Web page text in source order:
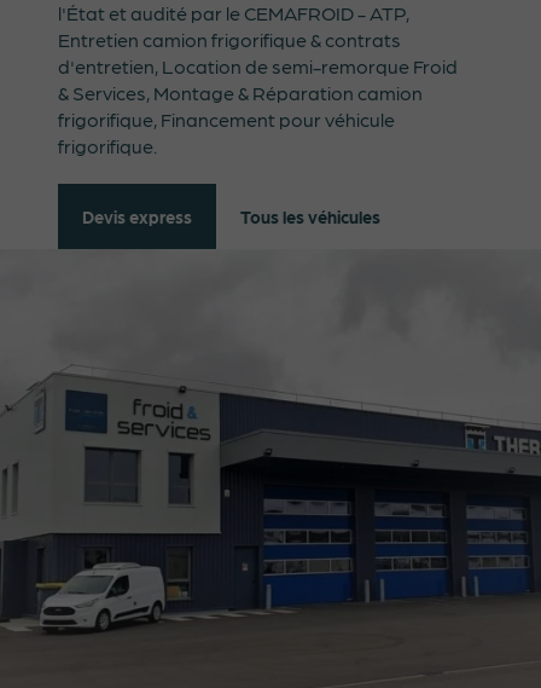
l'État et audité par le CEMAFROID - ATP,
Entretien camion frigorifique & contrats
d'entretien, Location de semi-remorque Froid
& Services, Montage & Réparation camion
frigorifique, Financement pour véhicule
frigorifique.
Devis express Tous les véhicules